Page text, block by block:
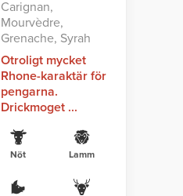
Carignan,
Mourvèdre,
Grenache, Syrah
Otroligt mycket
Rhone-karaktär för
pengarna.
Drickmoget ...
Nöt Lamm